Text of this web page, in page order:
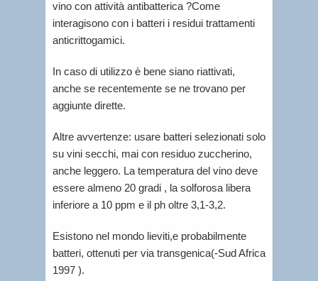
vino con attività antibatterica ?Come
interagisono con i batteri i residui trattamenti
anticrittogamici.
In caso di utilizzo è bene siano riattivati,
anche se recentemente se ne trovano per
aggiunte dirette.
Altre avvertenze: usare batteri selezionati solo
su vini secchi, mai con residuo zuccherino,
anche leggero. La temperatura del vino deve
essere almeno 20 gradi , la solforosa libera
inferiore a 10 ppm e il ph oltre 3,1-3,2.
Esistono nel mondo lieviti,e probabilmente
batteri, ottenuti per via transgenica(-Sud Africa
1997 ).